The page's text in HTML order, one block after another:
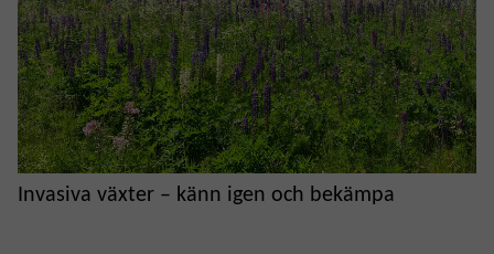
Invasiva växter – känn igen och bekämpa